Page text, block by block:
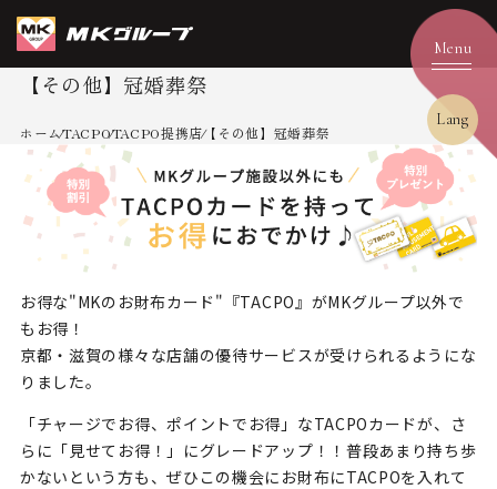
Lang
【その他】冠婚葬祭
ホームTACPOTACPO提携店【その他】冠婚葬祭
お得な"MKのお財布カード"『TACPO』がMKグループ以外で
もお得！
京都・滋賀の様々な店舗の優待サービスが受けられるようにな
りました。
「チャージでお得、ポイントでお得」なTACPOカードが、
さ
らに「見せてお得！」にグレードアップ！！ 普段あまり持ち歩
かないという方も、ぜひこの機会にお財布にTACPOを入れて